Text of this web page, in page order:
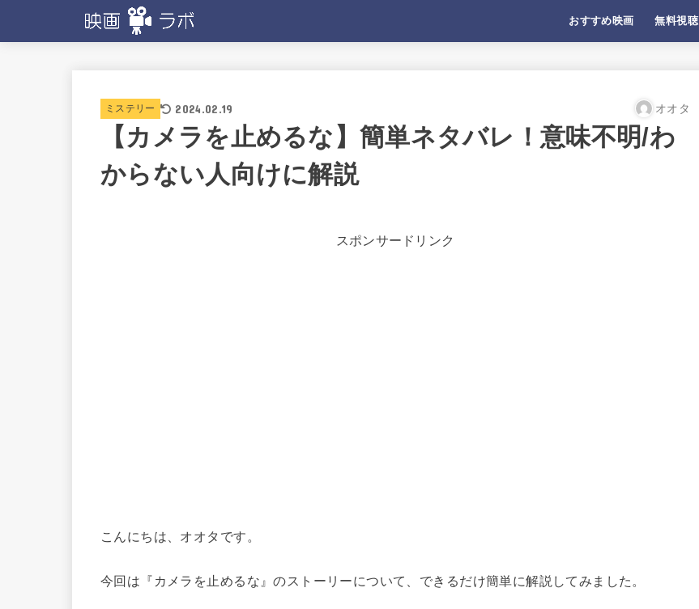
おすすめ映画 無料視聴
ミステリー 2024.02.19 オオタ
【カメラを止めるな】簡単ネタバレ！意味不明/わ
からない人向けに解説
スポンサードリンク
こんにちは、オオタです。
今回は『カメラを止めるな』のストーリーについて、できるだけ簡単に解説してみました。